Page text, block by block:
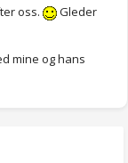
oss.
Gleder
mine og hans